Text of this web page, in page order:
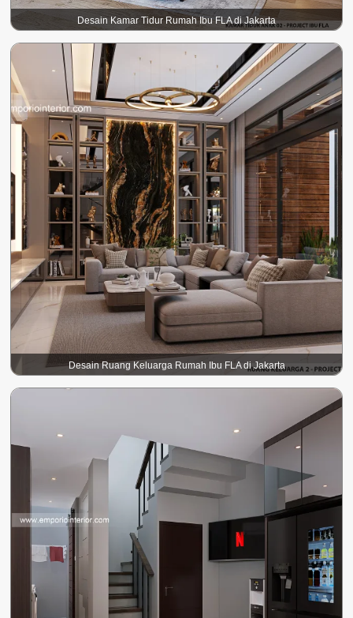
Desain Kamar Tidur Rumah Ibu FLA di Jakarta
Desain Ruang Keluarga Rumah Ibu FLA di Jakarta